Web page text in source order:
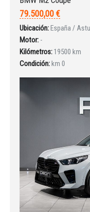
¿Ha olvidado
79.500,00 €
Ubicación:España /
Motor: -
Kilómetros: 19500 km
Condición:km 0